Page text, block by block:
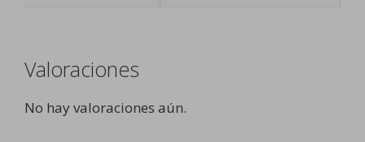
Valoraciones
No hay valoraciones aún.